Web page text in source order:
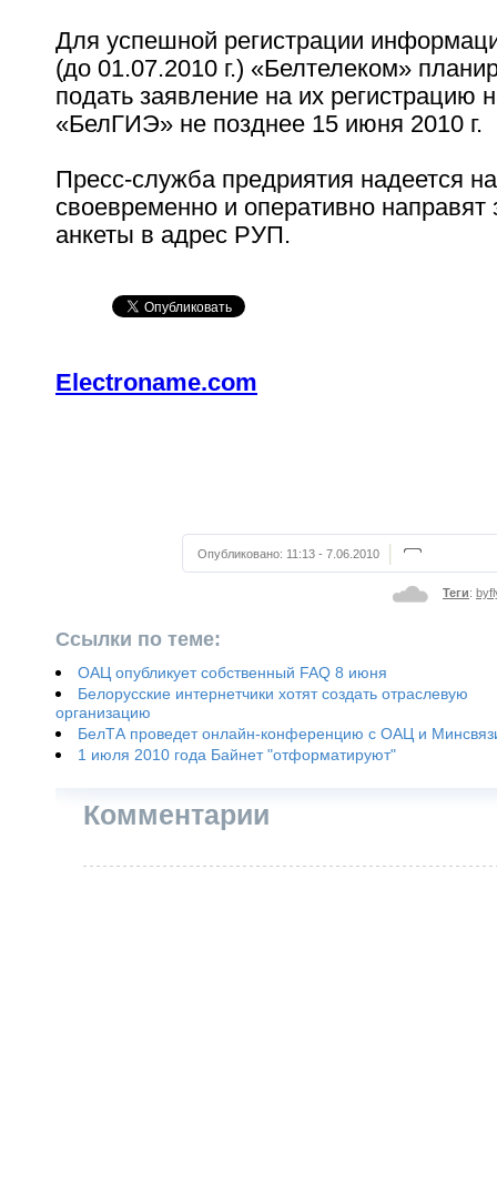
Для успешной регистрации
(до 01.07.2010 г.) «Белтелеком»
подать заявление на их регистрацию
«БелГИЭ» не позднее 15 июня 2010 г.
Пресс-служба предриятия надеется
своевременно и оперативно
анкеты в адрес РУП.
Electroname.com
Опубликовано: 11:13 - 7.06.2010
Теги:
Ссылки по теме:
ОАЦ опубликует собственный FAQ 8 июня
Белорусские интернетчики хотят создать отраслевую
организацию
БелТА проведет онлайн-конференцию с ОАЦ и
1 июля 2010 года Байнет "отформатируют"
Комментарии